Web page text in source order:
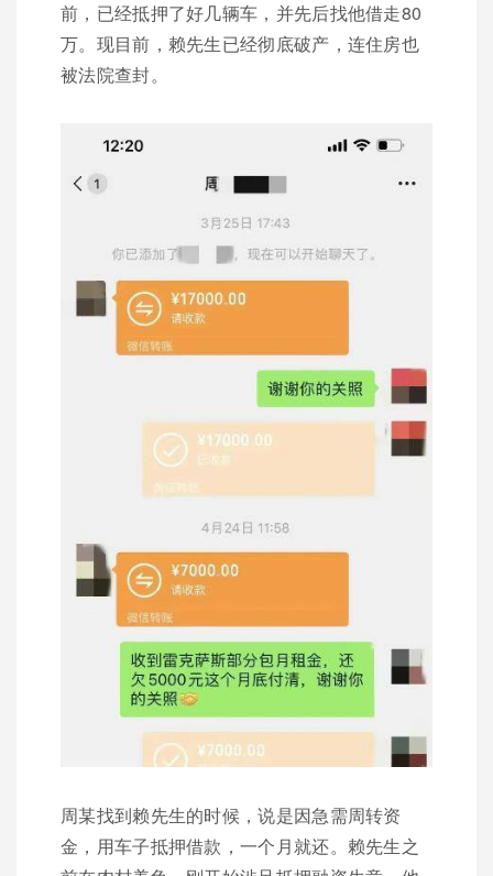
前，已经抵押了好几辆车，并先后找他借走80
万。现目前，赖先生已经彻底破产，连住房也
被法院查封。
周某找到赖先生的时候，说是因急需周转资
金，用车子抵押借款，一个月就还。赖先生之